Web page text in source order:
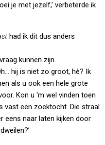
je met jezelf,’ verbeterde ik
had ik dit dus anders
kunnen zijn.
hij is niet zo groot, hè? Ik
als u ook een hele grote
Kon u ‘m wel vinden toen
vast een zoektocht. Die straal
eens naar laten kijken door